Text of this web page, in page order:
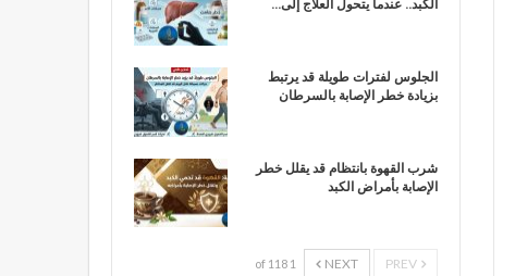
الكبد.. عندما يتحول العلاج إلى…
الجلوس لفترات طويلة قد يرتبط
بزيادة خطر الإصابة بالسرطان
شرب القهوة بانتظام قد يقلل خطر
الإصابة بأمراض الكبد
NEXT
1 of 118